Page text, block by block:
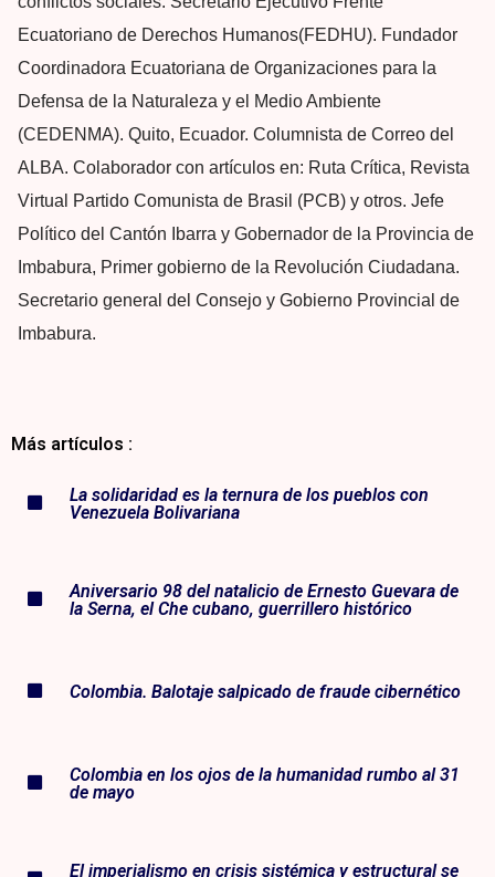
Ecuatoriano de Derechos Humanos(FEDHU). Fundador
Coordinadora Ecuatoriana de Organizaciones para la
Defensa de la Naturaleza y el Medio Ambiente
(CEDENMA). Quito, Ecuador. Columnista de Correo del
ALBA. Colaborador con artículos en: Ruta Crítica, Revista
Virtual Partido Comunista de Brasil (PCB) y otros. Jefe
Político del Cantón Ibarra y Gobernador de la Provincia de
Imbabura, Primer gobierno de la Revolución Ciudadana.
Secretario general del Consejo y Gobierno Provincial de
Imbabura.
Más artículos :
La solidaridad es la ternura de los pueblos con
Venezuela Bolivariana
Aniversario 98 del natalicio de Ernesto Guevara de
la Serna, el Che cubano, guerrillero histórico
Colombia. Balotaje salpicado de fraude cibernético
Colombia en los ojos de la humanidad rumbo al 31
de mayo
El imperialismo en crisis sistémica y estructural se